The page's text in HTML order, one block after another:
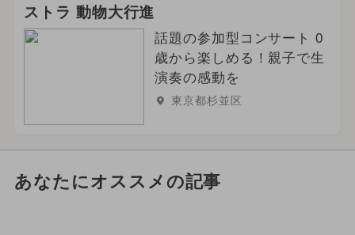
ストラ 動物大行進
話題の参加型コンサート 0
歳から楽しめる！親子で生
演奏の感動を
東京都杉並区
あなたにオススメの記事